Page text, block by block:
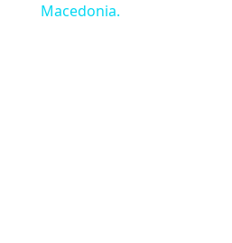
Macedonia.